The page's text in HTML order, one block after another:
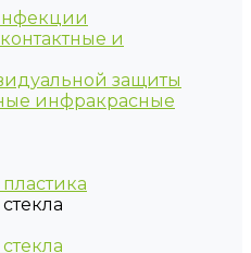
и
защиты
инфракрасные